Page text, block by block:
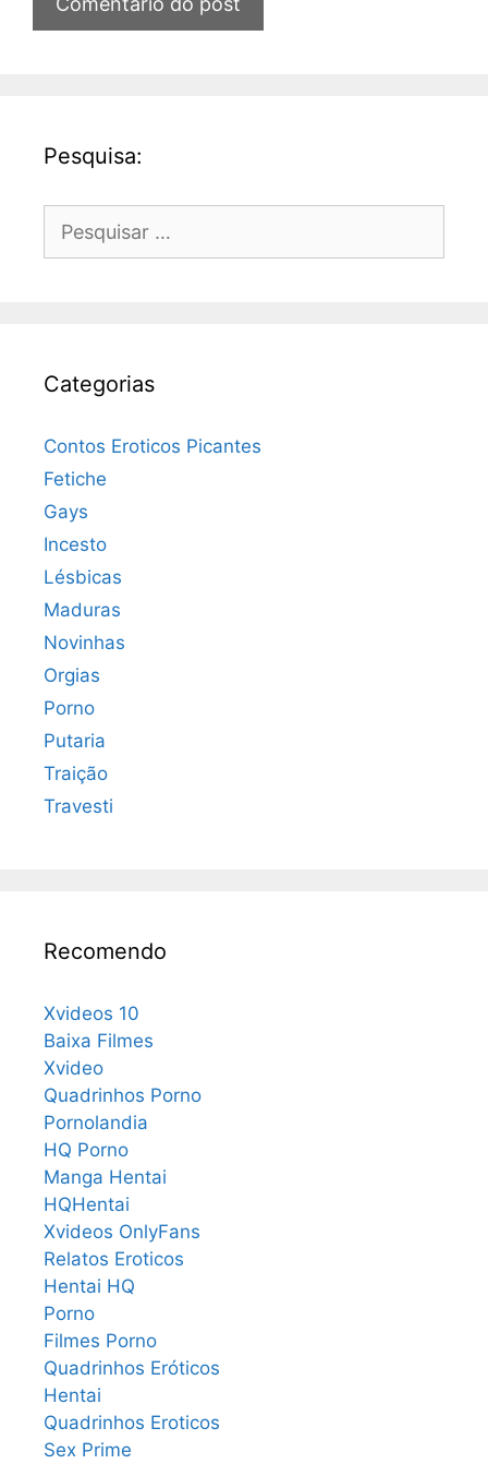
Pesquisa:
por:
Categorias
Contos Eroticos Picantes
Fetiche
Gays
Incesto
Lésbicas
Maduras
Novinhas
Orgias
Porno
Putaria
Traição
Travesti
Recomendo
Xvideos 10
Baixa Filmes
Xvideo
Quadrinhos Porno
Pornolandia
HQ Porno
Manga Hentai
HQHentai
Xvideos OnlyFans
Relatos Eroticos
Hentai HQ
Porno
Filmes Porno
Quadrinhos Eróticos
Hentai
Quadrinhos Eroticos
Sex Prime